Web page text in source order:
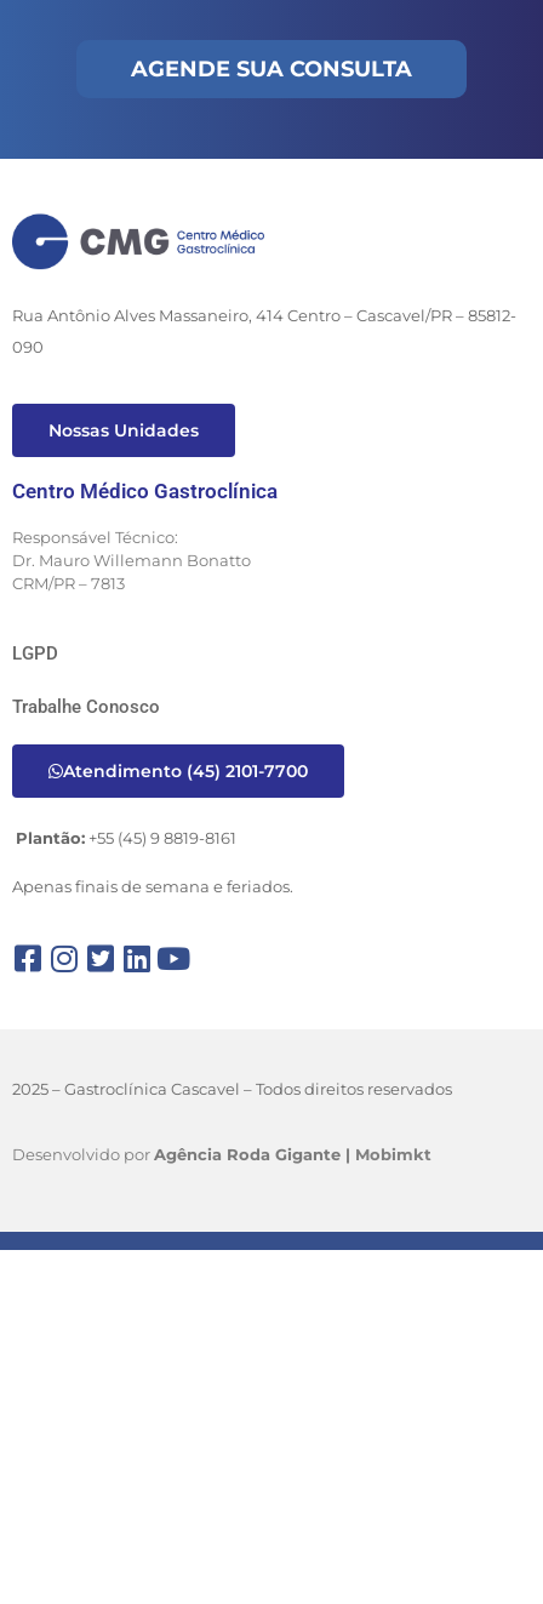
AGENDE SUA CONSULTA
Rua Antônio Alves Massaneiro, 414 Centro – Cascavel/PR – 85812-
090
Nossas Unidades
Centro Médico Gastroclínica
Responsável Técnico:
Dr. Mauro Willemann Bonatto
CRM/PR – 7813
LGPD
Trabalhe Conosco
Atendimento (45) 2101-7700
Plantão: +55 (45) 9 8819-8161
Apenas finais de semana e feriados.
2025 – Gastroclínica Cascavel – Todos direitos reservados
Desenvolvido porAgência Roda Gigante | Mobimkt